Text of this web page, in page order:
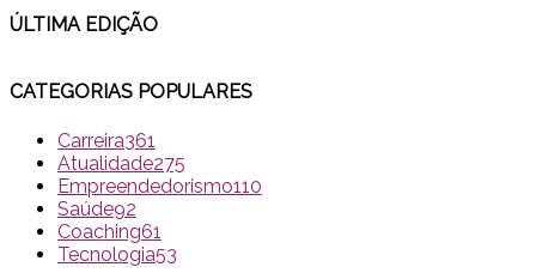
ÚLTIMA EDI ÇÃO
CATEGORIAS POPULARES
Carreira361
Atualidade275
Empreendedorismo110
Saúde92
Coaching61
Tecnologia53